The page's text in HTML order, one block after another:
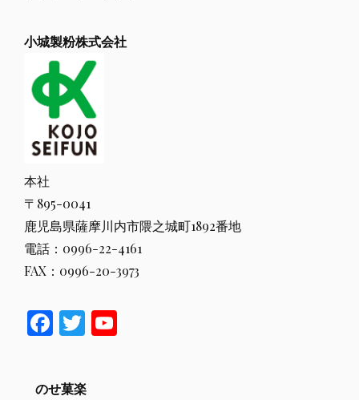
小城製粉株式会社
本社
〒895-0041
鹿児島県薩摩川内市隈之城町1892番地
電話：0996-22-4161
FAX：0996-20-3973
F
e
T
itt
のせ菓楽